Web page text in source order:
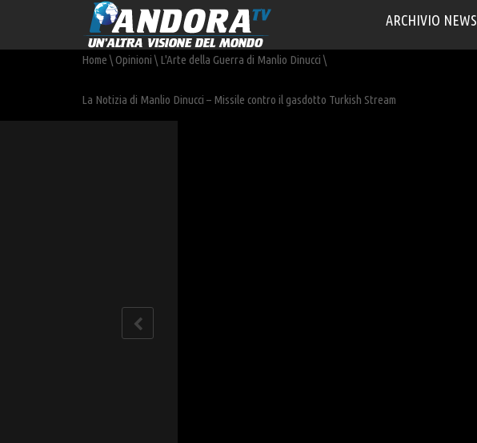
ARCHIVIO NEWS
Home \ Opinioni \ L'Arte della Guerra di Manlio Dinucci \
La Notizia di Manlio Dinucci – Missile contro il gasdotto Turkish Stream